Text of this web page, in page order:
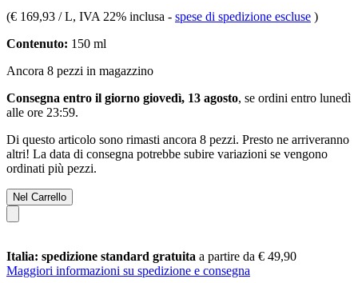
(€ 169,93 / L, IVA 22% inclusa - spese di spedizione escluse )
Contenuto: 150 ml
Ancora 8 pezzi in magazzino
Consegna entro il giorno giovedì, 13 agosto, se ordini entro lunedì
alle ore 23:59.
Di questo articolo sono rimasti ancora 8 pezzi. Presto ne arriveranno
altri! La data di consegna potrebbe subire variazioni se vengono
ordinati più pezzi.
Nel Carrello
Italia: spedizione standard gratuita a partire da € 49,90
Maggiori informazioni su spedizione e consegna